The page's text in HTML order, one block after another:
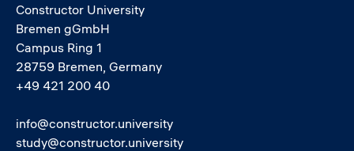
Constructor University
Bremen gGmbH
Campus Ring 1
28759 Bremen, Germany
+49 421 200 40
info@constructor.university
study@constructor.university